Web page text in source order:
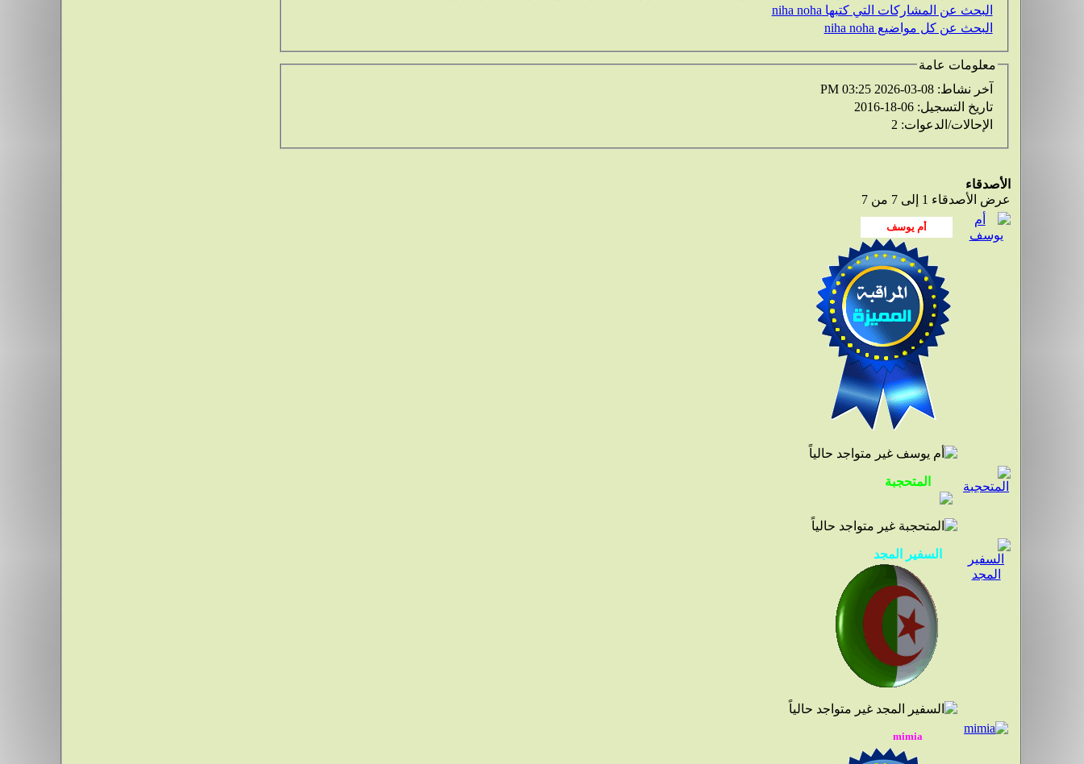
البحث عن المشاركات التي كتبها niha noha
البحث عن كل مواضيع niha noha
معلومات عامة
آخر نشاط: 08-03-2026
03:25 PM
تاريخ التسجيل: 06-18-2016
الإحالات/الدعوات:
الأصدقاء
عرض الأصدقاء 1 إلى 7 من 7